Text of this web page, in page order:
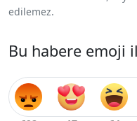
edilemez.
Bu habere emoji